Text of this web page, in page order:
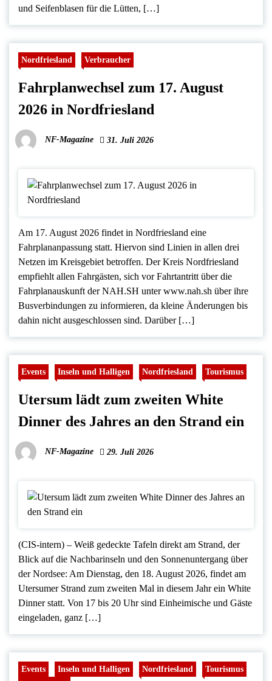
und Seifenblasen für die Lütten, […]
Nordfriesland Verbraucher
Fahrplanwechsel zum 17. August
2026 in Nordfriesland
NF-Magazine 31. Juli 2026
Am 17. August 2026 findet in Nordfriesland eine
Fahrplananpassung statt. Hiervon sind Linien in allen drei
Netzen im Kreisgebiet betroffen. Der Kreis Nordfriesland
empfiehlt allen Fahrgästen, sich vor Fahrtantritt über die
Fahrplanauskunft der NAH.SH unter www.nah.sh über ihre
Busverbindungen zu informieren, da kleine Änderungen bis
dahin nicht ausgeschlossen sind. Darüber […]
Events Inseln und Halligen Nordfriesland Tourismus
Utersum lädt zum zweiten White
Dinner des Jahres an den Strand ein
NF-Magazine 29. Juli 2026
(CIS-intern) – Weiß gedeckte Tafeln direkt am Strand, der
Blick auf die Nachbarinseln und den Sonnenuntergang über
der Nordsee: Am Dienstag, den 18. August 2026, findet am
Utersumer Strand zum zweiten Mal in diesem Jahr ein White
Dinner statt. Von 17 bis 20 Uhr sind Einheimische und Gäste
eingeladen, ganz […]
Events Inseln und Halligen Nordfriesland
Tourismus